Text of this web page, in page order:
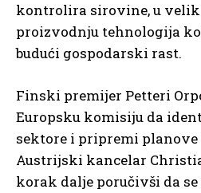
kontrolira sirovine, u
proizvodnju tehnologija
budući gospodarski rast.
Finski premijer Petteri
Europsku komisiju da
sektore i pripremi
Austrijski kancelar
korak dalje poručivši da